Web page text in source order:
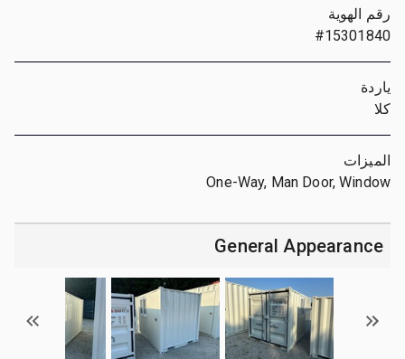
رقم الهوية
#15301840
ياردة
كلا
الميزات
One-Way, Man Door, Window
General Appearance